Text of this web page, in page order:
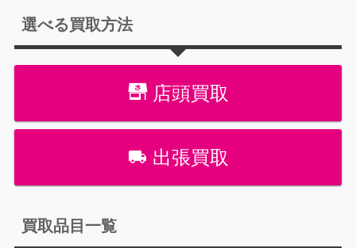
選べる買取方法
店頭買取
出張買取
買取品目一覧